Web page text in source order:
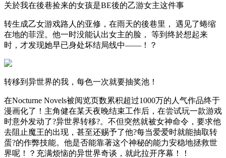
关於我在後巷捡来的女孩是BE後的乙游女主这件事
转生成乙女游戏路人的亚修，在雨天的後巷里， 遇见了蜷缩
在地的菲涅。他一时没能认出女主的脸， 等到终於想起来
时，才发现她早已身处坏结局线中——！？
转移到异世界的我，每色一次就要抽奖池！
在Nocturne Novels被阅览页数累积超过1000万的人气作品终于
漫画化了！主角健在某天夜晚结束工作后，在尝试玩一款游戏
时意外发动了?异世界转移?。不但突然就被女神命令，要求他
去阻止魔王的出现，甚至还赐予了他?每当爱爱时就能抽取转
蛋?的作弊技能。他是否能靠著这个神秘的能力安稳地拯救世
界呢！？充满烦恼的异世界奇谈，就此拉开序幕！！